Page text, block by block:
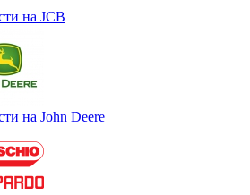
на JCB
на John Deere